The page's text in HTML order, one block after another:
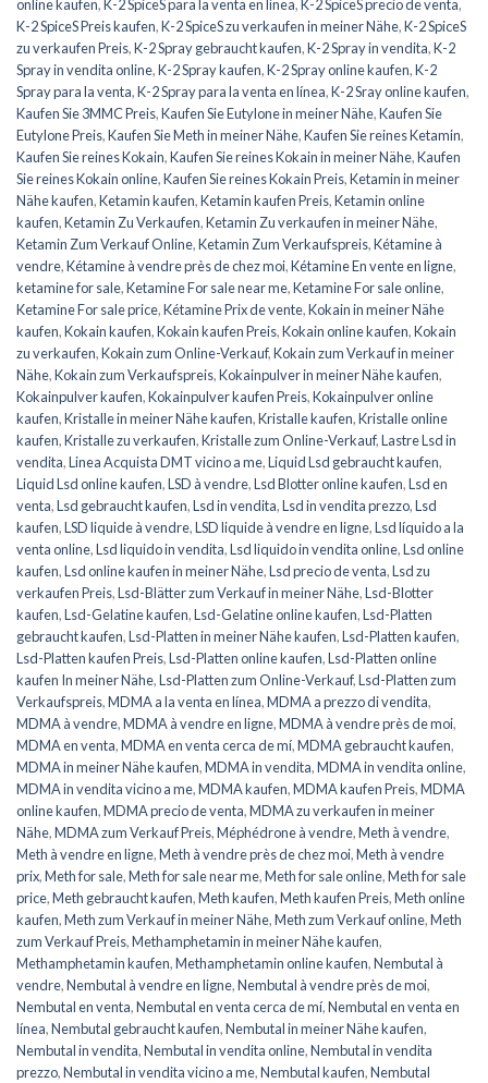
online kaufen,K-2 SpiceS para la venta en línea,K-2 SpiceS precio de venta,
K-2 SpiceS Preis kaufen,K-2 SpiceS zu verkaufen in meiner Nähe,K-2 SpiceS
zu verkaufen Preis,K-2 Spray gebraucht kaufen,K-2 Spray in vendita,K-2
Spray in vendita online,K-2 Spray kaufen,K-2 Spray online kaufen,K-2
Spray para la venta,K-2 Spray para la venta en línea,K-2 Sray online kaufen,
Kaufen Sie 3MMC Preis,Kaufen Sie Eutylone in meiner Nähe,Kaufen Sie
Eutylone Preis,Kaufen Sie Meth in meiner Nähe,Kaufen Sie reines Ketamin,
Kaufen Sie reines Kokain,Kaufen Sie reines Kokain in meiner Nähe,Kaufen
Sie reines Kokain online,Kaufen Sie reines Kokain Preis,Ketamin in meiner
Nähe kaufen,Ketamin kaufen,Ketamin kaufen Preis,Ketamin online
kaufen,Ketamin Zu Verkaufen,Ketamin Zu verkaufen in meiner Nähe,
Ketamin Zum Verkauf Online,Ketamin Zum Verkaufspreis,Kétamine à
vendre,Kétamine à vendre près de chez moi,Kétamine En vente en ligne,
ketamine for sale,Ketamine For sale near me,Ketamine For sale online,
Ketamine For sale price,Kétamine Prix de vente,Kokain in meiner Nähe
kaufen,Kokain kaufen,Kokain kaufen Preis,Kokain online kaufen,Kokain
zu verkaufen,Kokain zum Online-Verkauf,Kokain zum Verkauf in meiner
Nähe,Kokain zum Verkaufspreis,Kokainpulver in meiner Nähe kaufen,
Kokainpulver kaufen,Kokainpulver kaufen Preis,Kokainpulver online
kaufen,Kristalle in meiner Nähe kaufen,Kristalle kaufen,Kristalle online
kaufen,Kristalle zu verkaufen,Kristalle zum Online-Verkauf,Lastre Lsd in
vendita,Linea Acquista DMT vicino a me,Liquid Lsd gebraucht kaufen,
Liquid Lsd online kaufen,LSD à vendre,Lsd Blotter online kaufen,Lsd en
venta,Lsd gebraucht kaufen,Lsd in vendita,Lsd in vendita prezzo,Lsd
kaufen,LSD liquide à vendre,LSD liquide à vendre en ligne,Lsd líquido a la
venta online,Lsd liquido in vendita,Lsd liquido in vendita online,Lsd online
kaufen,Lsd online kaufen in meiner Nähe,Lsd precio de venta,Lsd zu
verkaufen Preis,Lsd-Blätter zum Verkauf in meiner Nähe,Lsd-Blotter
kaufen,Lsd-Gelatine kaufen,Lsd-Gelatine online kaufen,Lsd-Platten
gebraucht kaufen,Lsd-Platten in meiner Nähe kaufen,Lsd-Platten kaufen,
Lsd-Platten kaufen Preis,Lsd-Platten online kaufen,Lsd-Platten online
kaufen In meiner Nähe,Lsd-Platten zum Online-Verkauf,Lsd-Platten zum
Verkaufspreis,MDMA a la venta en línea,MDMA a prezzo di vendita,
MDMA à vendre,MDMA à vendre en ligne,MDMA à vendre près de moi,
MDMA en venta,MDMA en venta cerca de mí,MDMA gebraucht kaufen,
MDMA in meiner Nähe kaufen,MDMA in vendita,MDMA in vendita online,
MDMA in vendita vicino a me,MDMA kaufen,MDMA kaufen Preis,MDMA
online kaufen,MDMA precio de venta,MDMA zu verkaufen in meiner
Nähe,MDMA zum Verkauf Preis,Méphédrone à vendre,Meth à vendre,
Meth à vendre en ligne,Meth à vendre près de chez moi,Meth à vendre
prix,Meth for sale,Meth for sale near me,Meth for sale online,Meth for sale
price,Meth gebraucht kaufen,Meth kaufen,Meth kaufen Preis,Meth online
kaufen,Meth zum Verkauf in meiner Nähe,Meth zum Verkauf online,Meth
zum Verkauf Preis,Methamphetamin in meiner Nähe kaufen,
Methamphetamin kaufen,Methamphetamin online kaufen,Nembutal à
vendre,Nembutal à vendre en ligne,Nembutal à vendre près de moi,
Nembutal en venta,Nembutal en venta cerca de mí,Nembutal en venta en
línea,Nembutal gebraucht kaufen,Nembutal in meiner Nähe kaufen,
Nembutal in vendita,Nembutal in vendita online,Nembutal in vendita
prezzo,Nembutal in vendita vicino a me,Nembutal kaufen,Nembutal